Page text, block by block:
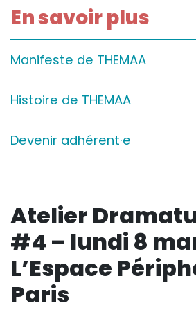
Sur le terrain
(Portraits, actions, collaborations)
Sur l’étagère
(Documents, études, publications)
En savoir plus
Manifeste de THEMAA
Histoire de THEMAA
Devenir adhérent·e
Atelier
#4 – lundi 8
L’Espace
Paris